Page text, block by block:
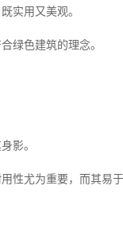
实用又美观。
绿色建筑的理念。
影。
性尤为重要，而其易